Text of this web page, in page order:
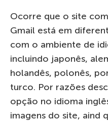
Ocorre que o site
Gmail está em
com o ambiente de
incluindo japonês,
holandês, polonês,
turco. Por razões
opção no idioma
imagens do site, aind